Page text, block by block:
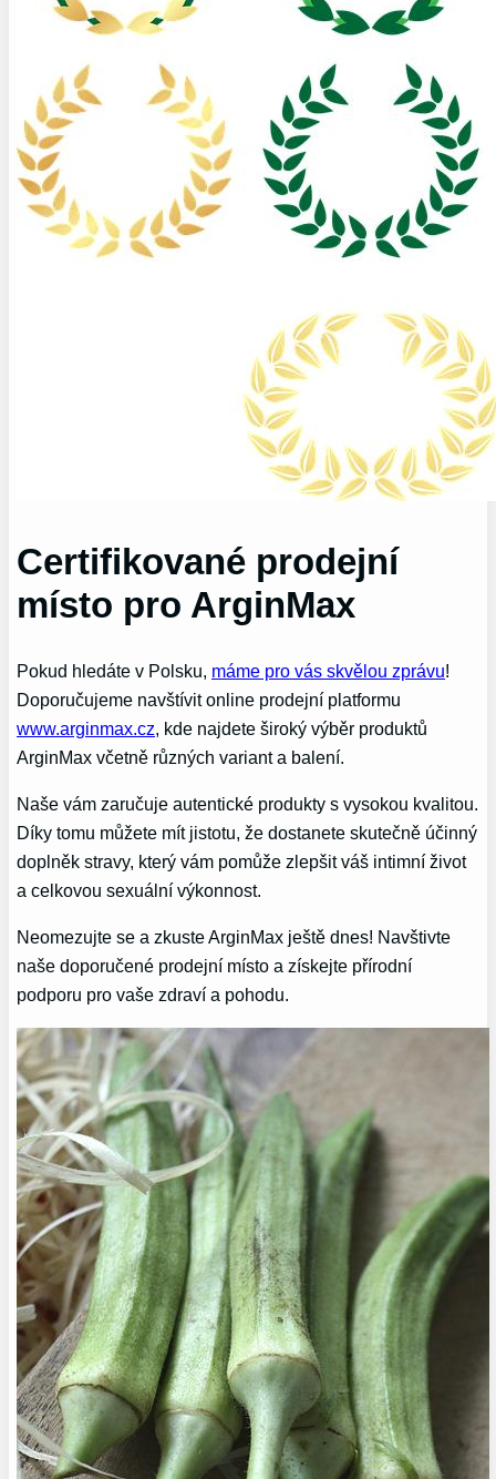
Certifikované prodejní
místo pro ArginMax
Pokud​ hledáte v Polsku, máme pro vás skvělou zprávu!
Doporučujeme ⁣navštívit online prodejní ⁢platformu
www.arginmax.cz, ​kde ‍najdete ⁣široký výběr produktů
ArginMax včetně různých variant a balení.
Naše‍ vám zaručuje autentické produkty s vysokou kvalitou.
Díky tomu můžete mít⁢ jistotu, že dostanete skutečně účinný
doplněk stravy, který vám pomůže‌ zlepšit váš intimní život
a celkovou‌ sexuální výkonnost.
Neomezujte se a zkuste ArginMax ještě dnes!​ Navštivte
naše ⁢doporučené prodejní⁣ místo a získejte⁢ přírodní
podporu pro vaše zdraví a pohodu.